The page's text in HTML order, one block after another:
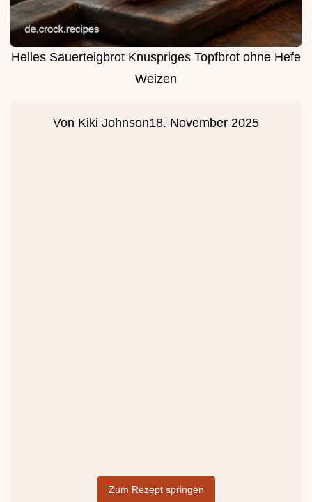
Helles Sauerteigbrot Knuspriges Topfbrot ohne Hefe
Weizen
Von Kiki Johnson18. November 2025
Zum Rezept springen